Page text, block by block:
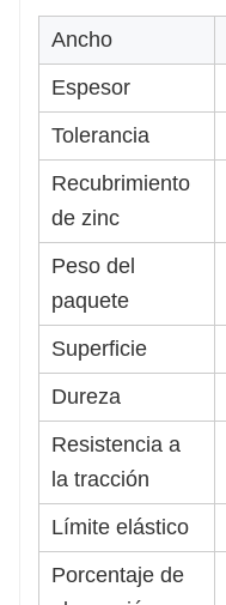
Ancho
Espesor
Tolerancia
Recubrimiento
de zinc
Peso del
paquete
Superficie
Dureza
Resistencia a
la tracción
Límite elástico
Porcentaje de